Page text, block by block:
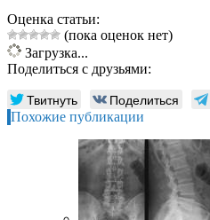
Оценка статьи:
(пока оценок нет)
Загрузка...
Поделиться с друзьями:
Твитнуть Поделиться
Похожие публикации